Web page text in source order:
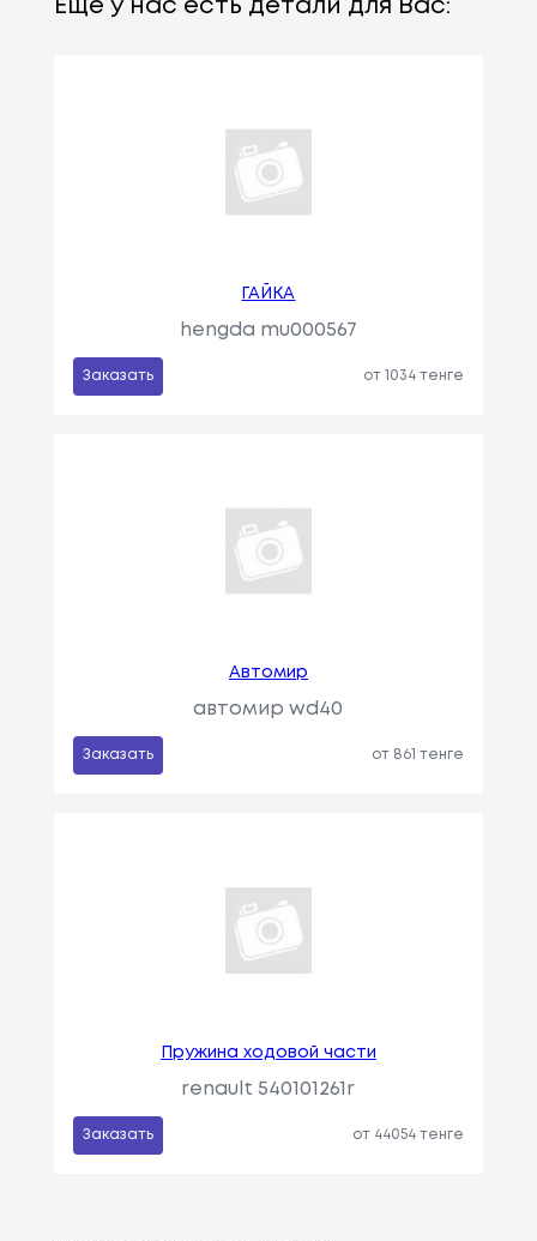
Еще у нас есть детали для Вас:
ГАЙКА
hengda mu000567
Заказать от 1034 тенге
Автомир
автомир wd40
Заказать от 861 тенге
Пружина ходовой части
renault 540101261r
Заказать от 44054 тенге